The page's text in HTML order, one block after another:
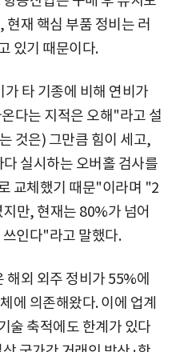
재 핵심 부품 정비는 러
있기 때문이다.
타 기종에 비해 연비가
다는 지적은 오해"라고 설
것은) 그만큼 힘이 세고,
실시하는 오버홀 검사를
교체했기 때문"이라며 "2
만, 현재는 80%가 넘어
인다"라고 말했다.
해외 외주 정비가 55%에
에 의존해왔다. 이에 업계
술 축적에도 한계가 있다